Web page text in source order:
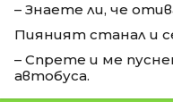
– Знаете ли, че
Пияният станал и
– Спрете и ме
автобуса.